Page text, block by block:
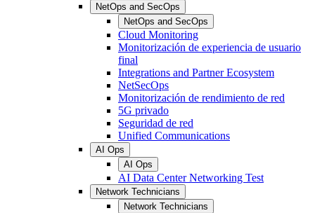
NetOps and SecOps
NetOps and SecOps
Cloud Monitoring
Monitorización de experiencia de usuario
final
Integrations and Partner Ecosystem
NetSecOps
Monitorización de rendimiento de red
5G privado
Seguridad de red
Unified Communications
AI Ops
AI Ops
AI Data Center Networking Test
Network Technicians
Network Technicians